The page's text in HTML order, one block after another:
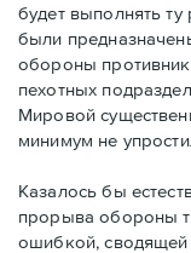
будет выполнять
были
обороны
пехотных
Мировой
минимум не
Казалось бы
прорыва обороны
ошибкой, сводящей